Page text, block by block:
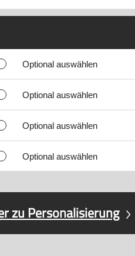
Optional auswählen
Optional auswählen
Optional auswählen
Optional auswählen
zu Personalisierung